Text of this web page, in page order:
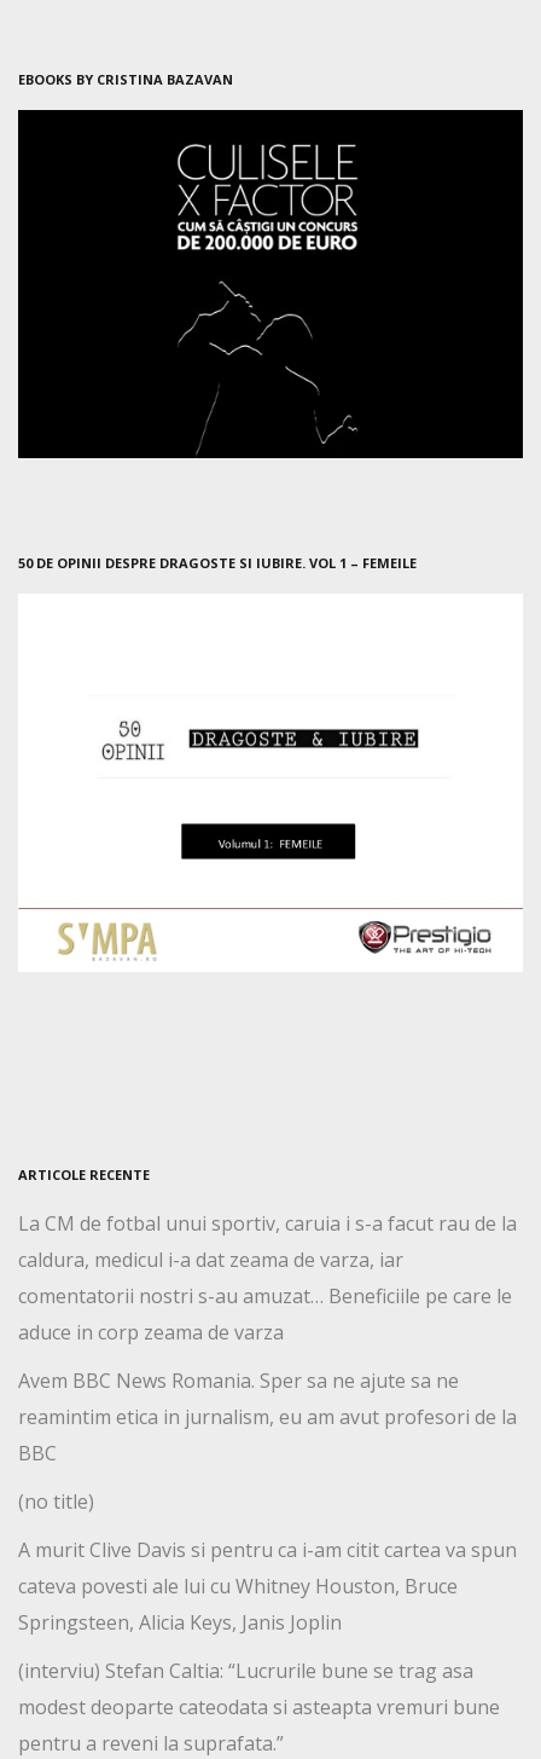
EBOOKS BY CRISTINA BAZAVAN
50 DE OPINII DESPRE DRAGOSTE SI IUBIRE. VOL 1 – FEMEILE
ARTICOLE RECENTE
La CM de fotbal unui sportiv, caruia i s-a facut rau de la
caldura, medicul i-a dat zeama de varza, iar
comentatorii nostri s-au amuzat… Beneficiile pe care le
aduce in corp zeama de varza
Avem BBC News Romania. Sper sa ne ajute sa ne
reamintim etica in jurnalism, eu am avut profesori de la
BBC
(no title)
A murit Clive Davis si pentru ca i-am citit cartea va spun
cateva povesti ale lui cu Whitney Houston, Bruce
Springsteen, Alicia Keys, Janis Joplin
(interviu) Stefan Caltia: “Lucrurile bune se trag asa
modest deoparte cateodata si asteapta vremuri bune
pentru a reveni la suprafata.”